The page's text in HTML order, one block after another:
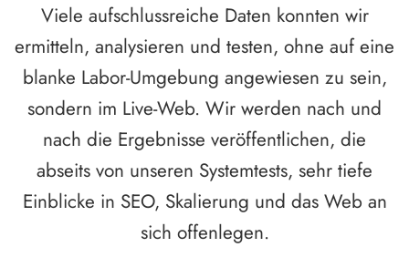
Viele aufschlussreiche Daten konnten wir
ermitteln, analysieren und testen, ohne auf eine
blanke Labor-Umgebung angewiesen zu sein,
sondern im Live-Web. Wir werden nach und
nach die Ergebnisse veröffentlichen, die
abseits von unseren Systemtests, sehr tiefe
Einblicke in SEO, Skalierung und das Web an
sich offenlegen.